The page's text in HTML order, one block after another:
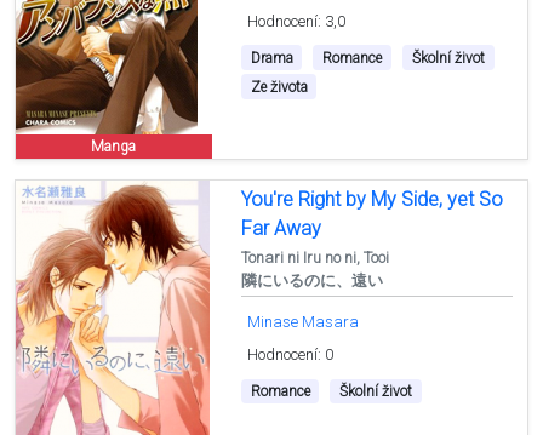
Manga
Hodnocení: 3,0
Drama Romance
Školní život
Ze života
You're Right by My Side, yet So
Far Away
Tonari ni Iru no ni, Tooi
隣にいるのに、遠い
Minase Masara
Hodnocení: 0
Romance Školní život